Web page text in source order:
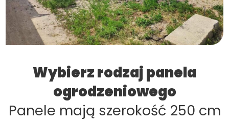
Wybierz rodzaj panela
ogrodzeniowego
Panele mają szerokość 250 cm